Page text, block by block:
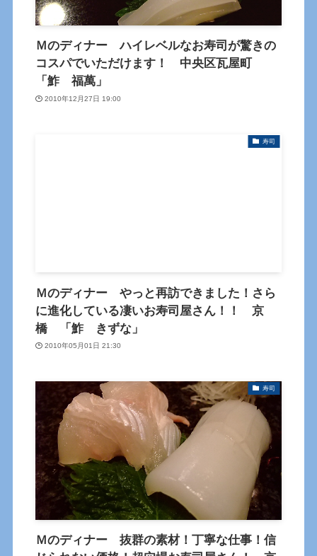
Ｍのディナー ハイレベルなお寿司が驚きの
コスパでいただけます！ 中央区瓦屋町
「鮓 福萬」
2010年12月27日 19:00
寿司
Ｍのディナー やっと再訪できました！さら
に進化している凄いお寿司屋さん！！ 京
橋 「鮓 きずな」
2010年05月01日 21:30
寿司
Ｍのディナー 抜群の素材！丁寧な仕事！信